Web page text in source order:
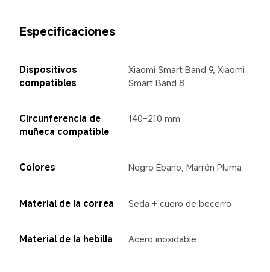
Especificaciones
Dispositivos
compatibles
Xiaomi Smart Band 9, Xiaomi
Smart Band 8
Circunferencia de
muñeca compatible
140-210 mm
Colores Negro Ébano, Marrón Pluma
Material de la correa Seda + cuero de becerro
Material de la hebilla Acero inoxidable